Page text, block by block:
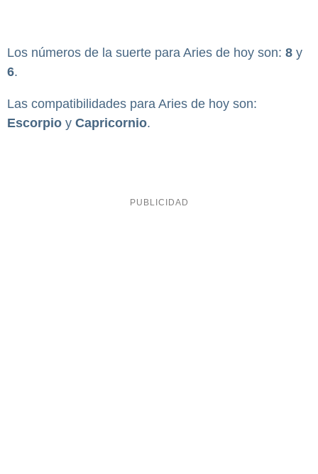
Los números de la suerte para Aries de hoy son: 8 y
6.
Las compatibilidades para Aries de hoy son:
Escorpio y Capricornio.